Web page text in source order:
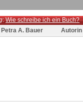
:Wie schreibe ich ein Buch?
Petra A. Bauer Autorin